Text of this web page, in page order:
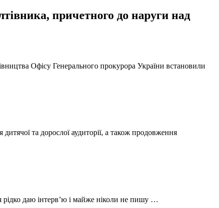
причетного до наруги над
Офісу Генерального прокурора України встановили
та дорослої аудиторії, а також продовження
рідко даю інтерв’ю і майже ніколи не пишу …